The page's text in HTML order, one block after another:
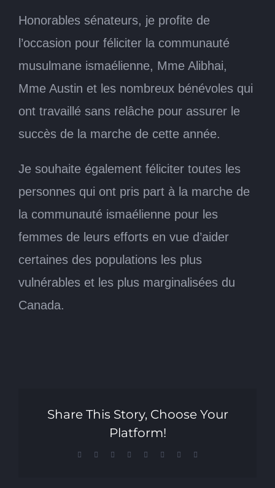
Honorables sénateurs, je profite de
l’occasion pour féliciter la communauté
musulmane ismaélienne, Mme Alibhai,
Mme Austin et les nombreux bénévoles qui
ont travaillé sans relâche pour assurer le
succès de la marche de cette année.
Je souhaite également féliciter toutes les
personnes qui ont pris part à la marche de
la communauté ismaélienne pour les
femmes de leurs efforts en vue d’aider
certaines des populations les plus
vulnérables et les plus marginalisées du
Canada.
Share This Story, Choose Your
Platform!
Facebook Reddit LinkedInTumblr Pinterest